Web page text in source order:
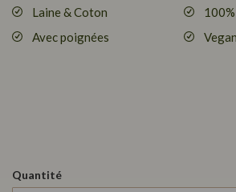
Laine & Coton
Avec poignées
Quantité